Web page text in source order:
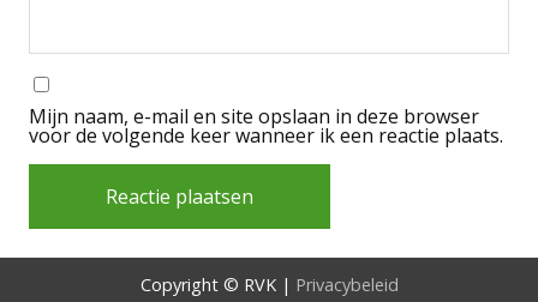
Mijn naam, e-mail en site opslaan in deze browser
voor de volgende keer wanneer ik een reactie plaats.
Copyright © RVK | Privacybeleid